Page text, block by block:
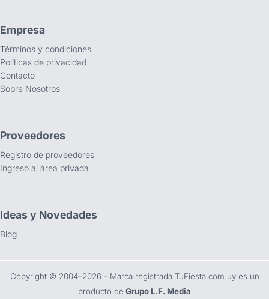
Empresa
Términos y condiciones
Políticas de privacidad
Contacto
Sobre Nosotros
Proveedores
Registro de proveedores
Ingreso al área privada
Ideas y Novedades
Blog
Copyright ©️ 2004–2026 - Marca registrada TuFiesta.com.uy es un
producto de Grupo L.F. Media